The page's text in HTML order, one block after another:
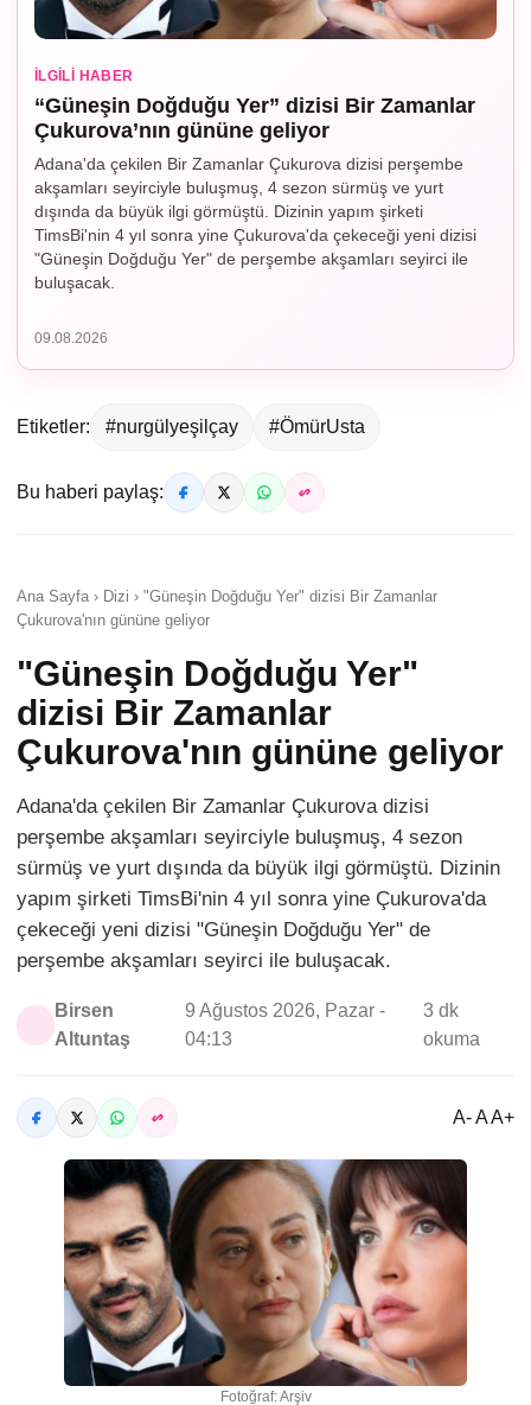
İLGILI HABER
“Güneşin Doğduğu Yer” dizisi Bir Zamanlar
Çukurova’nın gününe geliyor
Adana'da çekilen Bir Zamanlar Çukurova dizisi perşembe
akşamları seyirciyle buluşmuş, 4 sezon sürmüş ve yurt
dışında da büyük ilgi görmüştü. Dizinin yapım şirketi
TimsBi'nin 4 yıl sonra yine Çukurova'da çekeceği yeni dizisi
"Güneşin Doğduğu Yer" de perşembe akşamları seyirci ile
buluşacak.
09.08.2026
Etiketler: #nurgülyeşilçay #ÖmürUsta
Bu haberi paylaş:
Ana Sayfa › Dizi › "Güneşin Doğduğu Yer" dizisi Bir Zamanlar
Çukurova'nın gününe geliyor
"Güneşin Doğduğu Yer"
dizisi Bir Zamanlar
Çukurova'nın gününe geliyor
Adana'da çekilen Bir Zamanlar Çukurova dizisi
perşembe akşamları seyirciyle buluşmuş, 4 sezon
sürmüş ve yurt dışında da büyük ilgi görmüştü. Dizinin
yapım şirketi TimsBi'nin 4 yıl sonra yine Çukurova'da
çekeceği yeni dizisi "Güneşin Doğduğu Yer" de
perşembe akşamları seyirci ile buluşacak.
Birsen
Altuntaş
9 Ağustos 2026, Pazar -
04:13
3 dk
okuma
A- A A+
Fotoğraf: Arşiv